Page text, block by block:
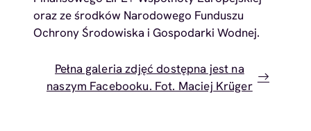
oraz ze środków Narodowego Funduszu
Ochrony Środowiska i Gospodarki Wodnej.
Pełna galeria zdjęć dostępna jest na
naszym Facebooku. Fot. Maciej Krüger